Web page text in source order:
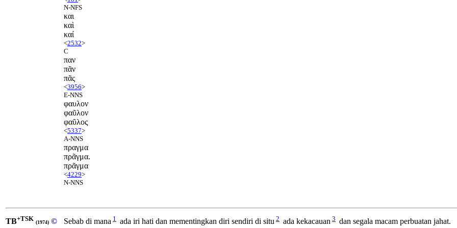
N-NFS
και
καὶ
καί
<2532>
C
παν
πᾶν
πᾶς
<3956>
E-NNS
φαυλον
φαῦλον
φαῦλος
<5337>
A-NNS
πραγμα
πρᾶγμα.
πρᾶγμα
<4229>
N-NNS
TB+TSK (1974) © Sebab di mana 1 ada iri hati dan mementingkan diri sendiri di situ 2 ada kekacauan 3 dan segala macam perbuatan jahat.